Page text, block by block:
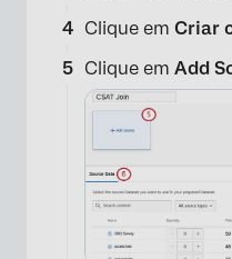
Clique em Criar
Clique em Add